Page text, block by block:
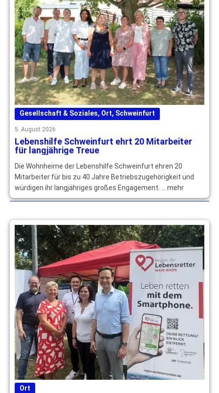
Gesellschaft & Soziales, Ort, Schweinfurt
5. August 2026
Lebenshilfe Schweinfurt ehrt 20 Mitarbeiter
für langjährige Treue
Die Wohnheime der Lebenshilfe Schweinfurt ehren 20
Mitarbeiter für bis zu 40 Jahre Betriebszugehörigkeit und
würdigen ihr langjähriges großes Engagement. … mehr
Ort